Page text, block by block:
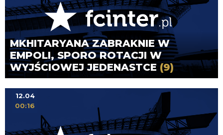
MKHITARYANA ZABRAKNIE W
EMPOLI, SPORO ROTACJI W
WYJŚCIOWEJ JEDENASTCE (9)
12.04
00:16